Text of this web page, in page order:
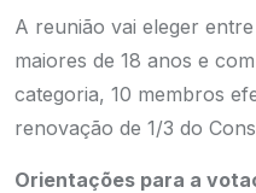
A reunião vai eleger
maiores de 18 anos e
categoria, 10 membros
renovação de 1/3 do
Orientações para a